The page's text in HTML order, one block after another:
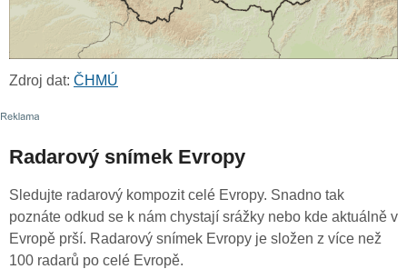
Zdroj dat: ČHMÚ
Radarový snímek Evropy
Sledujte radarový kompozit celé Evropy. Snadno tak
poznáte odkud se k nám chystají srážky nebo kde aktuálně v
Evropě prší. Radarový snímek Evropy je složen z více než
100 radarů po celé Evropě.